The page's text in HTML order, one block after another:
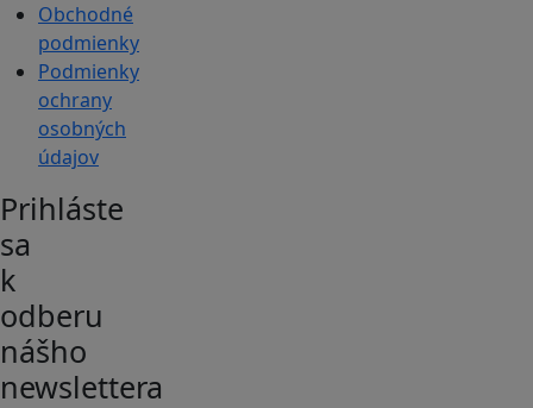
Obchodné
podmienky
Podmienky
ochrany
osobných
údajov
Prihláste
sa
k
odberu
nášho
newslettera